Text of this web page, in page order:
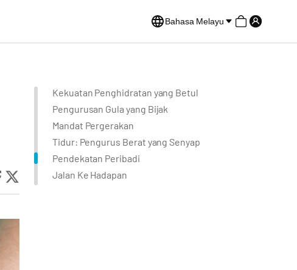
Bahasa Melayu
Kekuatan Penghidratan yang Betul
Pengurusan Gula yang Bijak
Mandat Pergerakan
Tidur: Pengurus Berat yang Senyap
Pendekatan Peribadi
Jalan Ke Hadapan